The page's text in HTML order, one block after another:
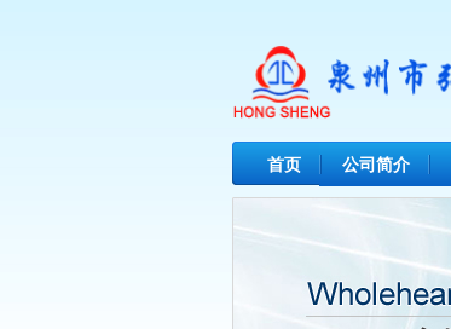
首页 公司简介